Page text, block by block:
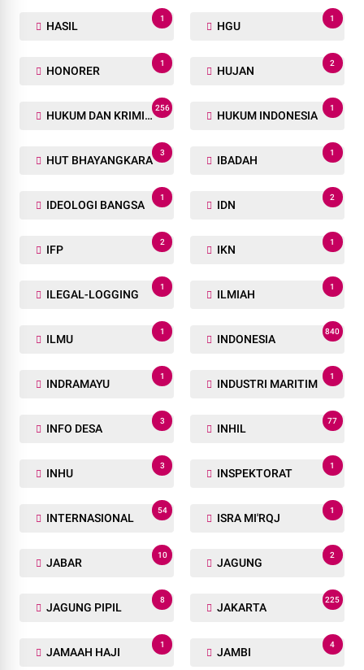
HASIL
1
HGU
1
HONORER
1
HUJAN
2
HUKUM DAN KRIMINAL
256
HUKUM INDONESIA
1
HUT BHAYANGKARA
3
IBADAH
1
IDEOLOGI BANGSA
1
IDN
2
IFP
2
IKN
1
ILEGAL-LOGGING
1
ILMIAH
1
ILMU
1
INDONESIA
840
INDRAMAYU
1
INDUSTRI MARITIM
1
INFO DESA
3
INHIL
77
INHU
3
INSPEKTORAT
1
INTERNASIONAL
54
ISRA MI'RQJ
1
JABAR
10
JAGUNG
2
JAGUNG PIPIL
8
JAKARTA
225
JAMAAH HAJI
1
JAMBI
4